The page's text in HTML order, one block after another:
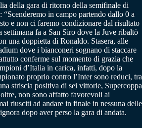
della gara di ritorno della semifinale di
“Scenderemo in campo partendo dallo 0 a
e non ci faremo condizionare dal risultato
settimana fa a San Siro dove la Juve ribaltò
una doppietta di Ronaldo. Stasera, alle
dove i bianconeri sognano di staccare
conferme sul momento di grazia che
d’Italia in carica, infatti, dopo la
proprio contro l’Inter sono reduci, tra
striscia positiva di sei vittorie, Supercoppa
non sono affatto favorevoli ai
riusciti ad andare in finale in nessuna delle
dopo aver perso la gara di andata.